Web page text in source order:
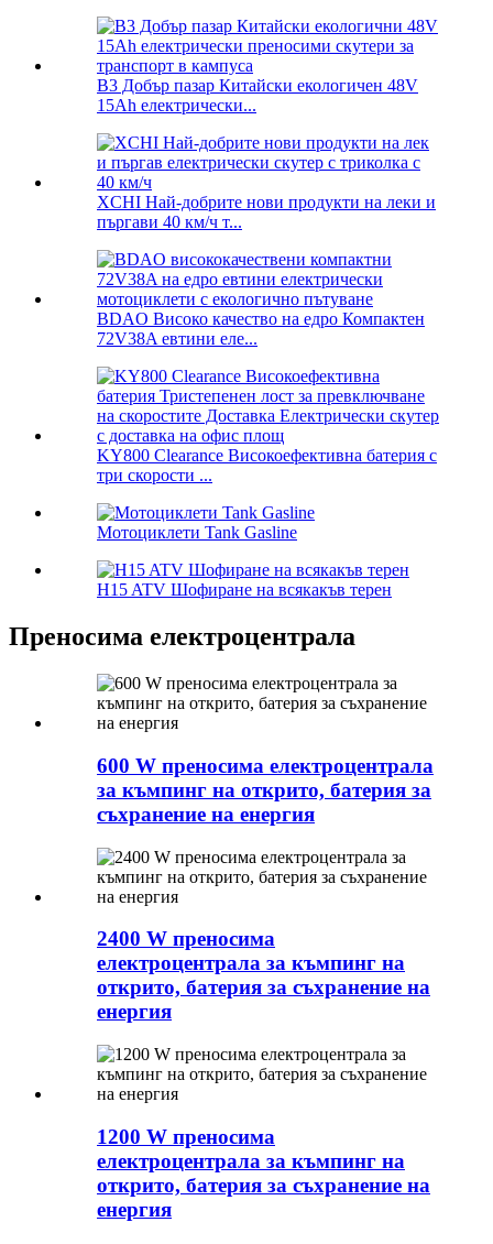
B3 Добър пазар Китайски екологичен 48V
15Ah електрически...
XCHI Най-добрите нови продукти на леки и
пъргави 40 км/ч т...
BDAO Високо качество на едро Компактен
72V38A евтини еле...
KY800 Clearance Високоефективна батерия с
три скорости ...
Мотоциклети Tank Gasline
H15 ATV Шофиране на всякакъв терен
Преносима електроцентрала
600 W преносима електроцентрала
за къмпинг на открито, батерия за
съхранение на енергия
2400 W преносима
електроцентрала за къмпинг на
открито, батерия за съхранение на
енергия
1200 W преносима
електроцентрала за къмпинг на
открито, батерия за съхранение на
енергия